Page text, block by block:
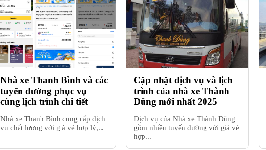
Nhà xe Thanh Bình và các
tuyến đường phục vụ
cùng lịch trình chi tiết
Nhà xe Thanh Bình cung cấp dịch
vụ chất lượng với giá vé hợp lý,...
Cập nhật dịch vụ và lịch
trình của nhà xe Thành
Dũng mới nhất 2025
Dịch vụ của Nhà xe Thành Dũng
gồm nhiều tuyến đường với giá vé
hợp...